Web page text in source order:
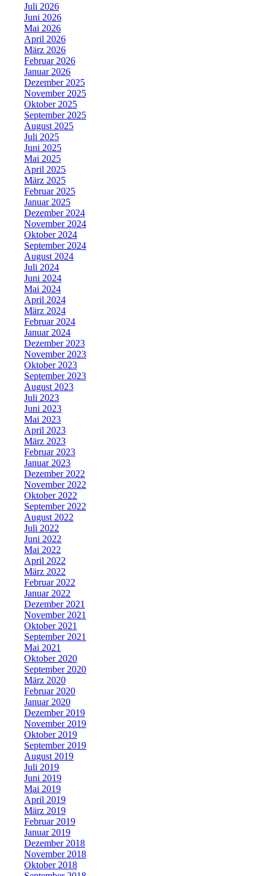
Juli 2026
Juni 2026
Mai 2026
April 2026
März 2026
Februar 2026
Januar 2026
Dezember 2025
November 2025
Oktober 2025
September 2025
August 2025
Juli 2025
Juni 2025
Mai 2025
April 2025
März 2025
Februar 2025
Januar 2025
Dezember 2024
November 2024
Oktober 2024
September 2024
August 2024
Juli 2024
Juni 2024
Mai 2024
April 2024
März 2024
Februar 2024
Januar 2024
Dezember 2023
November 2023
Oktober 2023
September 2023
August 2023
Juli 2023
Juni 2023
Mai 2023
April 2023
März 2023
Februar 2023
Januar 2023
Dezember 2022
November 2022
Oktober 2022
September 2022
August 2022
Juli 2022
Juni 2022
Mai 2022
April 2022
März 2022
Februar 2022
Januar 2022
Dezember 2021
November 2021
Oktober 2021
September 2021
Mai 2021
Oktober 2020
September 2020
März 2020
Februar 2020
Januar 2020
Dezember 2019
November 2019
Oktober 2019
September 2019
August 2019
Juli 2019
Juni 2019
Mai 2019
April 2019
März 2019
Februar 2019
Januar 2019
Dezember 2018
November 2018
Oktober 2018